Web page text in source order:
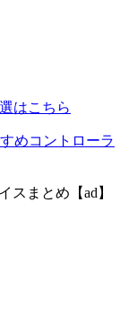
はこちら
めコントローラ
スまとめ【ad】